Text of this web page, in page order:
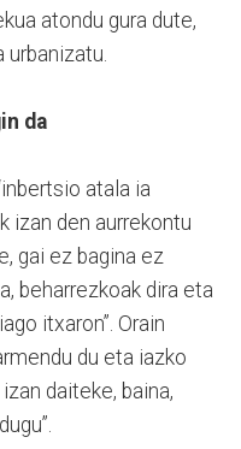
atondu gura dute,
da
atala ia
izan den aurrekontu
gai ez bagina ez
beharrezkoak dira eta
itxaron”. Orain
du eta iazko
daiteke, baina,